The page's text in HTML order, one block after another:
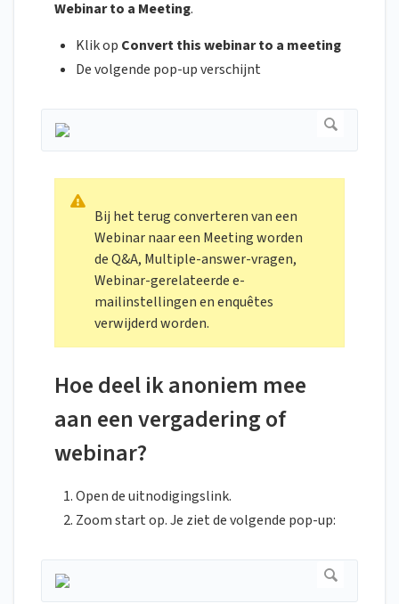
Webinar to a Meeting.
Klik op Convert this webinar to a meeting
De volgende pop-up verschijnt
Bij het terug converteren van een
Webinar naar een Meeting worden
de Q&A, Multiple-answer-vragen,
Webinar-gerelateerde e-
mailinstellingen en enquêtes
verwijderd worden.
Hoe deel ik anoniem mee
aan een vergadering of
webinar?
Open de uitnodigingslink.
Zoom start op. Je ziet de volgende pop-up: